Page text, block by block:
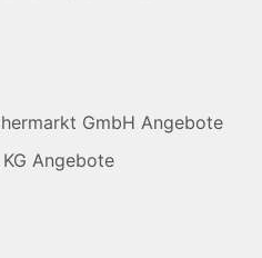
GmbH Angebote
Angebote